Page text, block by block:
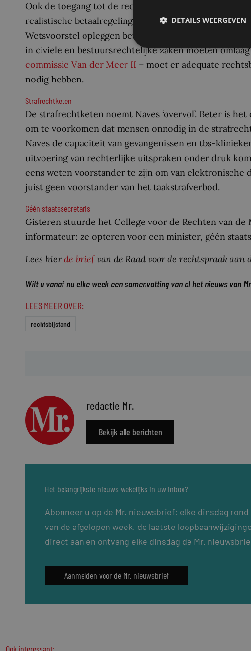
Ook de toegang tot de rechter kan wat Naves betreft
realistische betaalregeling moeten kunnen opleggen,
Wetsvoorstel opleggen betalingsregeling door de
in civiele en bestuursrechtelijke zaken moeten
commissie Van der Meer II – moet er adequate
nodig hebben.
Strafrechtketen
De strafrechtketen noemt Naves ‘overvol’. Beter is
om te voorkomen dat mensen onnodig in de
Naves de capaciteit van gevangenissen en tbs-
uitvoering van rechterlijke uitspraken onder druk
eens weten voorstander te zijn om van elektronische
juist geen voorstander van het taakstrafverbod.
Géén staatssecretaris
Gisteren stuurde het College voor de Rechten van de
informateur: ze opteren voor een minister, géén
Lees hier de briefvan de Raad voor de rechtspraak aan
Wilt u vanaf nu elke week een samenvatting van al het nieuws van
LEES MEER OVER:
rechtsbijstand
redactie Mr.
Bekijk alle berichten
Het belangrijkste nieuws wekelijks in uw inbox?
Abonneer u op de Mr. nieuwsbrief: elke dinsdag
van de afgelopen week, de laatste
direct aan en ontvang elke dinsdag de Mr.
Aanmelden voor de Mr. nieuwsbrief
Ook interessant:
DETAILS WEERGEVEN